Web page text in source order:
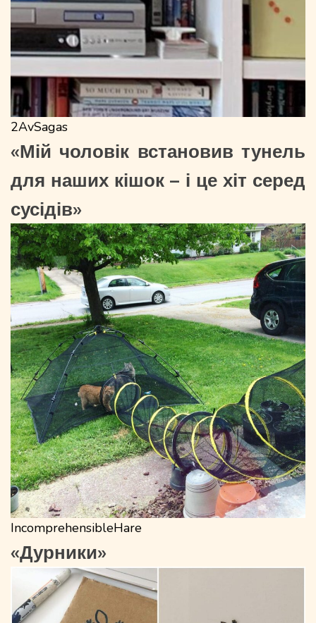
2AvSagas
«Мій чоловік встановив тунель
для наших кішок – і це хіт серед
сусідів»
IncomprehensibleHare
«Дурники»